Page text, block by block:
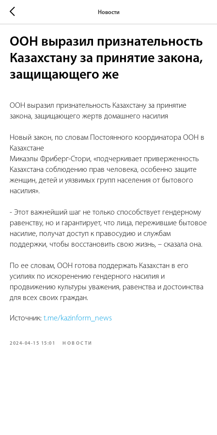
Новости
ООН выразил признательность
Казахстану за принятие закона,
защищающего же
ООН выразил признательность Казахстану за принятие
закона, защищающего жертв домашнего насилия
Новый закон, по словам Постоянного координатора ООН в
Казахстане
Микаэлы Фриберг-Стори, «подчеркивает приверженность
Казахстана соблюдению прав человека, особенно защите
женщин, детей и уязвимых групп населения от бытового
насилия».
- Этот важнейший шаг не только способствует гендерному
равенству, но и гарантирует, что лица, пережившие бытовое
насилие, получат доступ к правосудию и службам
поддержки, чтобы восстановить свою жизнь, – сказала она.
По ее словам, ООН готова поддержать Казахстан в его
усилиях по искоренению гендерного насилия и
продвижению культуры уважения, равенства и достоинства
для всех своих граждан.
Источник: t.me/kazinform_news
2024-04-15 15:01 НОВОСТИ